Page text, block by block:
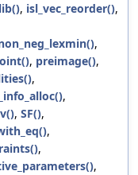
, isl_vec_reorder(),
,
, preimage(),
,
,
, SF(),
,
,
,